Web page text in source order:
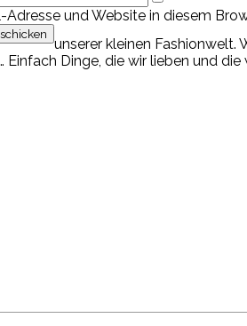
Adresse und Website in diesem
unserer kleinen Fashionwelt.
Einfach Dinge, die wir lieben und